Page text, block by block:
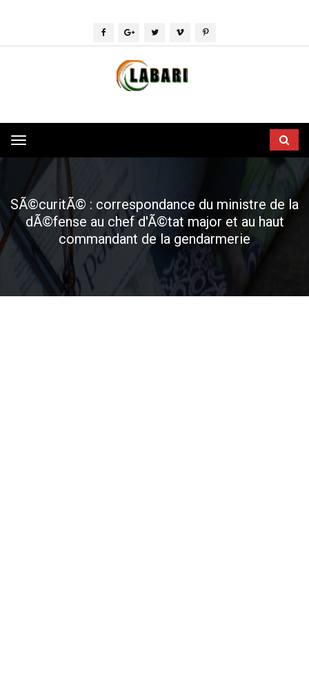
Toggle
navigation
SÃ©curitÃ© : correspondance du ministre de la
dÃ©fense au chef d'Ã©tat major et au haut
commandant de la gendarmerie